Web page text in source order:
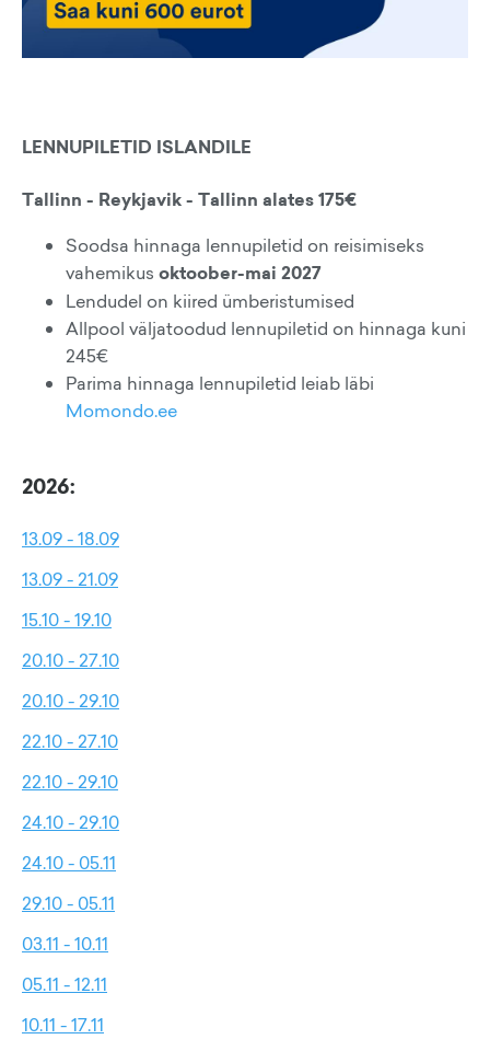
LENNUPILETID ISLANDILE
Tallinn - Reykjavik - Tallinn alates 175€
Soodsa hinnaga lennupiletid on reisimiseks
vahemikus oktoober-mai 2027
Lendudel on kiired ümberistumised
Allpool väljatoodud lennupiletid on hinnaga kuni
245€
Parima hinnaga lennupiletid leiab läbi
Momondo.ee
2026:
13.09 - 18.09
13.09 - 21.09
15.10 - 19.10
20.10 - 27.10
20.10 - 29.10
22.10 - 27.10
22.10 - 29.10
24.10 - 29.10
24.10 - 05.11
29.10 - 05.11
03.11 - 10.11
05.11 - 12.11
10.11 - 17.11